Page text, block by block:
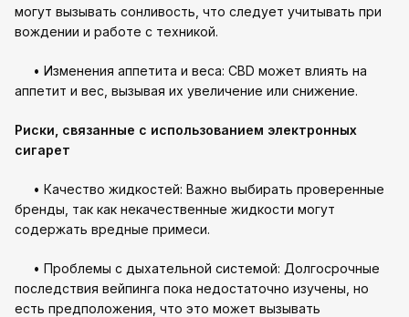
могут вызывать сонливость, что следует учитывать при
вождении и работе с техникой.
• Изменения аппетита и веса: CBD может влиять на
аппетит и вес, вызывая их увеличение или снижение.
Риски, связанные с использованием электронных
сигарет
• Качество жидкостей: Важно выбирать проверенные
бренды, так как некачественные жидкости могут
содержать вредные примеси.
• Проблемы с дыхательной системой: Долгосрочные
последствия вейпинга пока недостаточно изучены, но
есть предположения, что это может вызывать